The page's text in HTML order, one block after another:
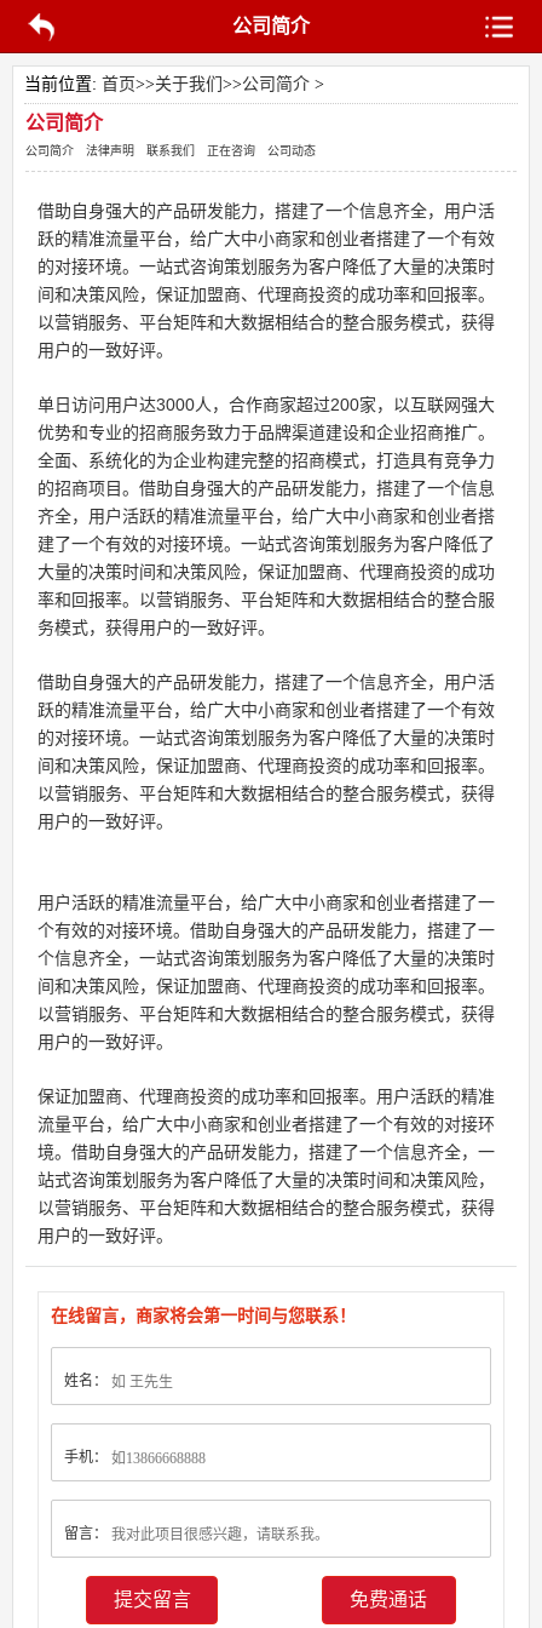
公司简介
当前位置: 首页>>关于我们 >>公司简介>
公司简介
公司简介 法律声明 联系我们 正在咨询 公司动态
借助自身强大的产品研发能力，搭建了一个信息齐全，用户活
跃的精准流量平台，给广大中小商家和创业者搭建了一个有效
的对接环境。一站式咨询策划服务为客户降低了大量的决策时
间和决策风险，保证加盟商、代理商投资的成功率和回报率。
以营销服务、平台矩阵和大数据相结合的整合服务模式，获得
用户的一致好评。
单日访问用户达3000人，合作商家超过200家，以互联网强大
优势和专业的招商服务致力于品牌渠道建设和企业招商推广。
全面、系统化的为企业构建完整的招商模式，打造具有竞争力
的招商项目。借助自身强大的产品研发能力，搭建了一个信息
齐全，用户活跃的精准流量平台，给广大中小商家和创业者搭
建了一个有效的对接环境。一站式咨询策划服务为客户降低了
大量的决策时间和决策风险，保证加盟商、代理商投资的成功
率和回报率。以营销服务、平台矩阵和大数据相结合的整合服
务模式，获得用户的一致好评。
借助自身强大的产品研发能力，搭建了一个信息齐全，用户活
跃的精准流量平台，给广大中小商家和创业者搭建了一个有效
的对接环境。一站式咨询策划服务为客户降低了大量的决策时
间和决策风险，保证加盟商、代理商投资的成功率和回报率。
以营销服务、平台矩阵和大数据相结合的整合服务模式，获得
用户的一致好评。
用户活跃的精准流量平台，给广大中小商家和创业者搭建了一
个有效的对接环境。借助自身强大的产品研发能力，搭建了一
个信息齐全，一站式咨询策划服务为客户降低了大量的决策时
间和决策风险，保证加盟商、代理商投资的成功率和回报率。
以营销服务、平台矩阵和大数据相结合的整合服务模式，获得
用户的一致好评。
保证加盟商、代理商投资的成功率和回报率。用户活跃的精准
流量平台，给广大中小商家和创业者搭建了一个有效的对接环
境。借助自身强大的产品研发能力，搭建了一个信息齐全，一
站式咨询策划服务为客户降低了大量的决策时间和决策风险，
以营销服务、平台矩阵和大数据相结合的整合服务模式，获得
用户的一致好评。
在线留言，商家将会第一时间与您联系！
姓名：
手机：
留言：
免费通话